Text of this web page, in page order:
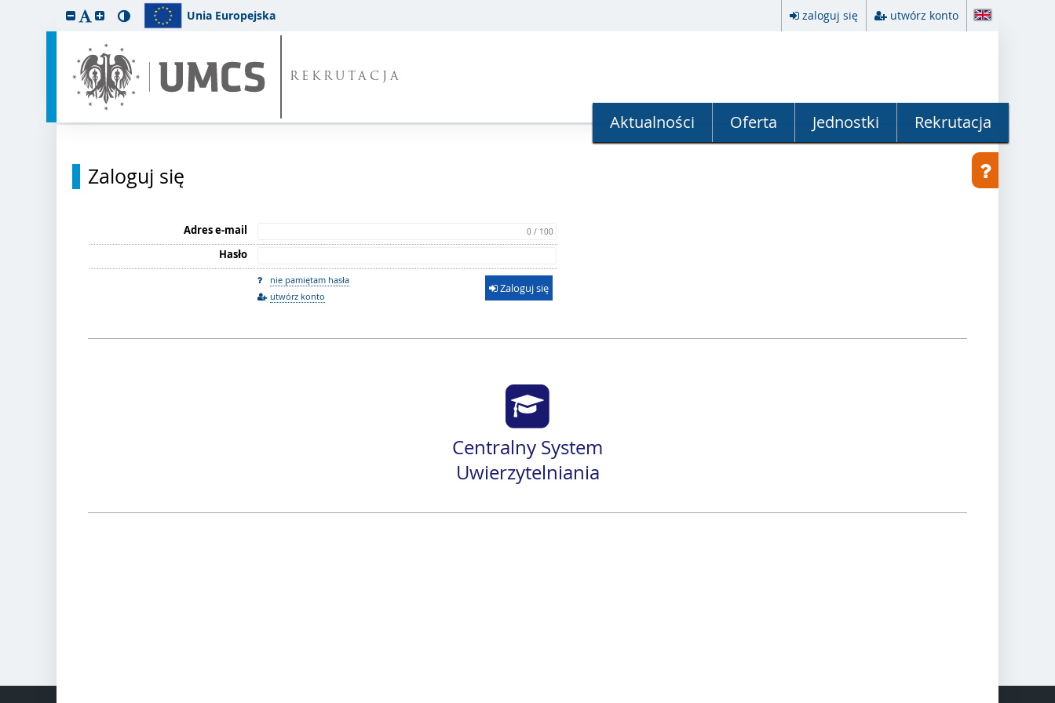
Unia Europejska zaloguj się utwórz konto
REKRUTACJA
Aktualności Oferta Jednostki Rekrutacja
Zaloguj się
Adres e-mail 0 / 100
Hasło
nie pamiętam hasła
utwórz konto
Zaloguj się
Centralny System
Uwierzytelniania